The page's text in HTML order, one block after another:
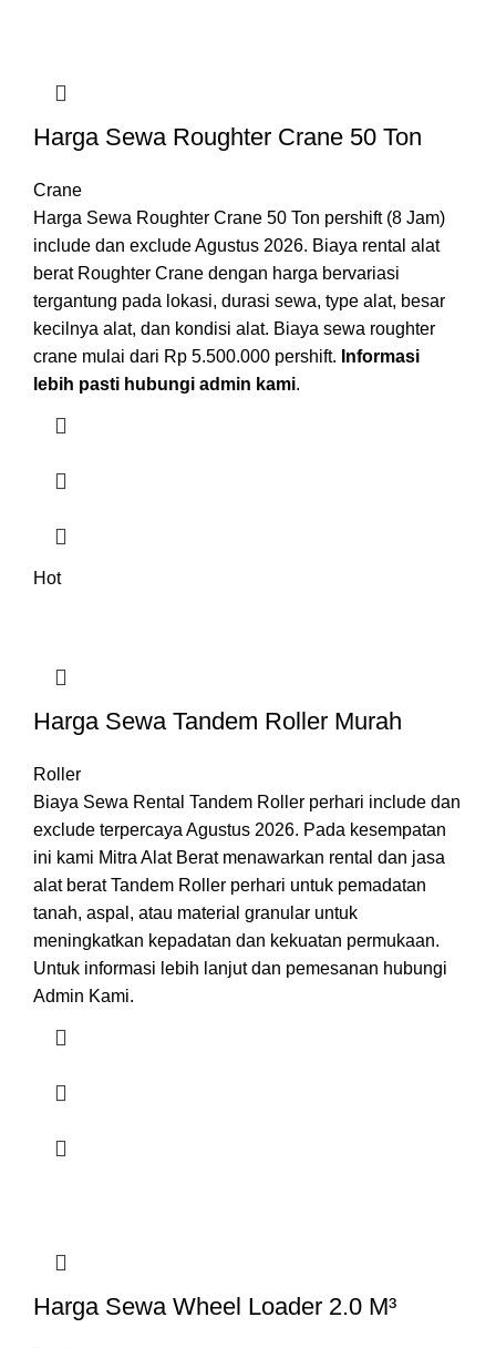
Harga Sewa Roughter Crane 50 Ton
Crane
Harga Sewa Roughter Crane 50 Ton pershift (8 Jam)
include dan exclude Agustus 2026. Biaya rental alat
berat Roughter Crane dengan harga bervariasi
tergantung pada lokasi, durasi sewa, type alat, besar
kecilnya alat, dan kondisi alat. Biaya sewa roughter
crane mulai dari Rp 5.500.000 pershift. Informasi
lebih pasti hubungi admin kami.
Hot
Harga Sewa Tandem Roller Murah
Roller
Biaya Sewa Rental Tandem Roller perhari include dan
exclude terpercaya Agustus 2026. Pada kesempatan
ini kami Mitra Alat Berat menawarkan rental dan jasa
alat berat Tandem Roller perhari untuk pemadatan
tanah, aspal, atau material granular untuk
meningkatkan kepadatan dan kekuatan permukaan.
Untuk informasi lebih lanjut dan pemesanan hubungi
Admin Kami.
Harga Sewa Wheel Loader 2.0 M³